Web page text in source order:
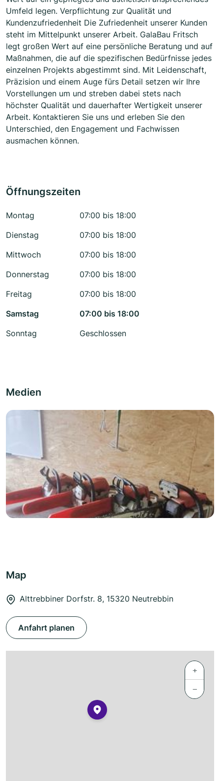
Umfeld legen. Verpflichtung zur Qualität und
Kundenzufriedenheit Die Zufriedenheit unserer Kunden
steht im Mittelpunkt unserer Arbeit. GalaBau Fritsch
legt großen Wert auf eine persönliche Beratung und auf
Maßnahmen, die auf die spezifischen Bedürfnisse jedes
einzelnen Projekts abgestimmt sind. Mit Leidenschaft,
Präzision und einem Auge fürs Detail setzen wir Ihre
Vorstellungen um und streben dabei stets nach
höchster Qualität und dauerhafter Wertigkeit unserer
Arbeit. Kontaktieren Sie uns und erleben Sie den
Unterschied, den Engagement und Fachwissen
ausmachen können.
Öffnungszeiten
Montag
07:00 bis 18:00
Dienstag
07:00 bis 18:00
Mittwoch
07:00 bis 18:00
Donnerstag
07:00 bis 18:00
Freitag
07:00 bis 18:00
Samstag
07:00 bis 18:00
Sonntag
Geschlossen
Medien
Map
Alttrebbiner Dorfstr. 8, 15320 Neutrebbin
Anfahrt planen
+
−